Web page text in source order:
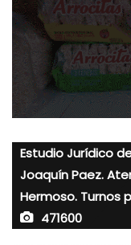
Estudio Jurídico
Joaquín Paez.
Hermoso. Turnos
471600